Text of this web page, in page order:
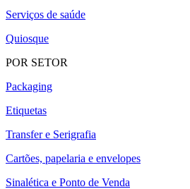
Serviços de saúde
Quiosque
POR SETOR
Packaging
Etiquetas
Transfer e Serigrafia
Cartões, papelaria e envelopes
Sinalética e Ponto de Venda